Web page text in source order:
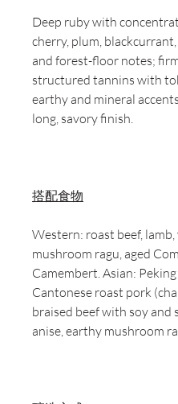
Deep ruby with
cherry, plum,
and forest-floor notes;
structured tannins with
earthy and mineral
long, savory finish.
搭配食物
Western: roast beef, lamb,
mushroom ragu, aged
Camembert. Asian:
Cantonese roast pork
braised beef with soy and
anise, earthy mushroom